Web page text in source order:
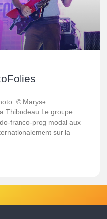
:© Maryse
Thibodeau Le groupe
franco-prog modal aux
sur la